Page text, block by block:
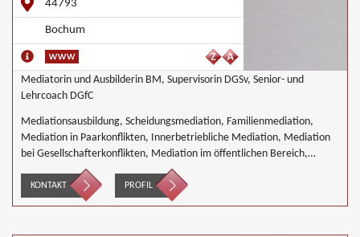
44793
Bochum
Mediatorin und Ausbilderin BM, Supervisorin DGSv, Senior- und
Lehrcoach DGfC
Mediationsausbildung, Scheidungsmediation, Familienmediation,
Mediation in Paarkonflikten, Innerbetriebliche Mediation, Mediation
bei Gesellschafterkonflikten, Mediation im öffentlichen Bereich,
Mediation bei Team- und Gruppenkonflikten
KONTAKT PROFIL